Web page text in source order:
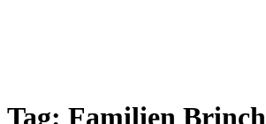
Tag: Familien Brinch